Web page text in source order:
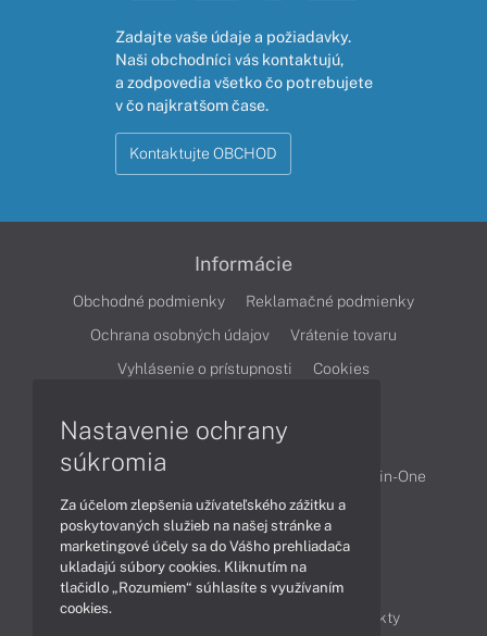
Zadajte vaše údaje a požiadavky.
Naši obchodníci vás kontaktujú,
a zodpovedia všetko čo potrebujete
v čo najkratšom čase.
Kontaktujte OBCHOD
Informácie
Obchodné podmienky
Reklamačné podmienky
Ochrana osobných údajov
Vrátenie tovaru
Vyhlásenie o prístupnosti
Cookies
Produkty
Notebooky Stolné počítače
Počítače All-in-One
Monitory
Tlačiarne
Články
Obchodné informácie
Produkty
Nastavenie ochrany
súkromia
Za účelom zlepšenia užívateľského zážitku a
poskytovaných služieb na našej stránke a
marketingové účely sa do Vášho prehliadača
ukladajú súbory cookies. Kliknutím na
tlačidlo „Rozumiem“ súhlasíte s využívaním
cookies.